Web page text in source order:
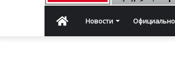
ГлавнаяНовости Официально